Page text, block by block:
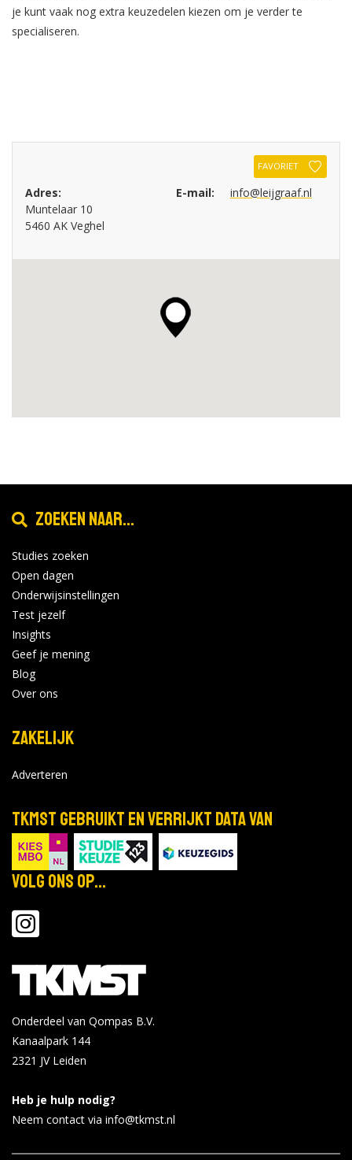
je kunt vaak nog extra keuzedelen kiezen om je verder te
specialiseren.
FAVORIET
Adres:
Muntelaar 10
5460 AK Veghel
E-mail: info@leijgraaf.nl
Zoeken naar...
Studies zoeken
Open dagen
Onderwijsinstellingen
Test jezelf
Insights
Geef je mening
Blog
Over ons
Zakelijk
Adverteren
TKMST gebruikt en verrijkt data van
Volg ons op...
Onderdeel van Qompas B.V.
Kanaalpark 144
2321 JV Leiden
Heb je hulp nodig?
Neem contact via info@tkmst.nl